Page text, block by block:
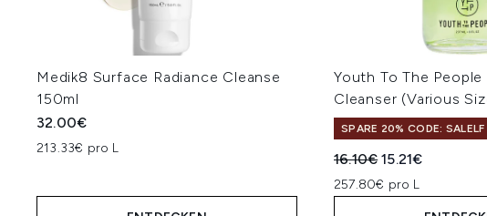
Medik8 Surface Radiance Cleanse
150ml
32.00€
213.33€ pro L
Youth To The
Cleanser (Various
SPARE 20% CODE: SALELF
Unverbindliche
16.10€Aktueller Preis:
15.21€
257.80€ pro L